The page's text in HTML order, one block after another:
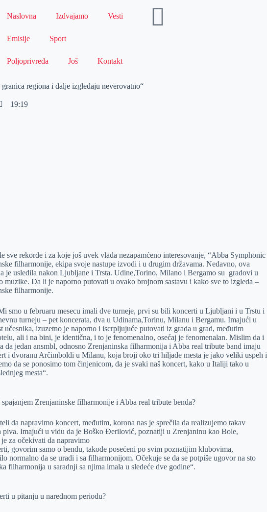
Naslovna Izdvajamo Vesti
Emisije Sport
Poljoprivreda Još Kontakt
regiona i dalje izgledaju neverovatno“
19:19
sve rekorde i za koje još uvek vlada nezapamćeno interesovanje, “Abba Symphonic
filharmonije, ekipa svoje nastupe izvodi i u drugim državama. Nedavno, ova
je usledila nakon Ljubljane i Trsta. Udine,Torino, Milano i Bergamo su gradovi u
Da li je naporno putovati u ovako brojnom sastavu i kako sve to izgleda –
filharmonije.
smo u februaru mesecu imali dve turneje, prvi su bili koncerti u Ljubljani i u Trstu i
turneju – pet koncerata, dva u Udinama,Torinu, Milanu i Bergamu. Imajući u
učesnika, izuzetno je naporno i iscrpljujuće putovati iz grada u grad, međutim
ali i na bini, je identična, i to je fenomenalno, osećaj je fenomenalan. Mislim da i
da jedan ansmbl, odnosno Zrenjaninska filharmonija i Abba real tribute band imaju
i dvoranu Arčimboldi u Milanu, koja broji oko tri hiljade mesta je jako veliki uspeh i
da se ponosimo tom činjenicom, da je svaki naš koncert, kako u Italiji tako u
mesta“.
Zrenjaninske filharmonije i Abba real tribute benda?
da napravimo koncert, međutim, korona nas je sprečila da realizujemo takav
piva. Imajući u vidu da je Boško Đerilović, poznatiji u Zrenjaninu kao Bole,
za očekivati da napravimo
govorim samo o bendu, takođe posećeni po svim poznatijim klubovima,
normalno da se uradi i sa filharmonijom. Očekuje se da se potpiše ugovor na sto
filharmonija u saradnji sa njima imala u sledeće dve godine“.
u pitanju u narednom periodu?